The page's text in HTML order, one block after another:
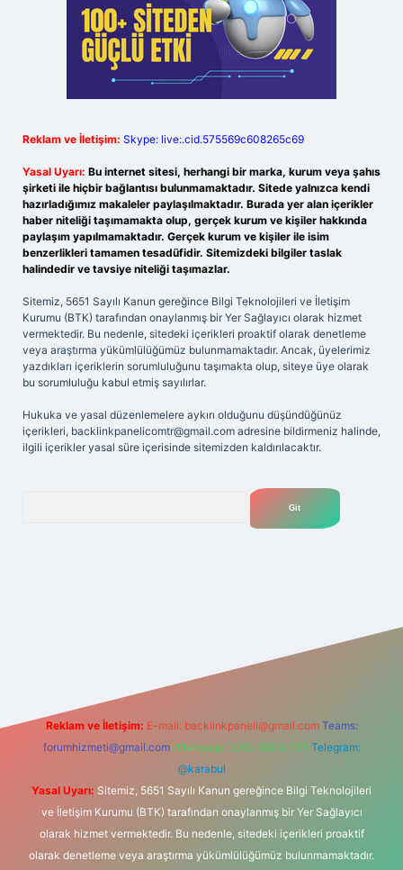
Reklam ve İletişim: Skype: live:.cid.575569c608265c69
Yasal Uyarı: Bu internet sitesi, herhangi bir marka, kurum veya şahıs
şirketi ile hiçbir bağlantısı bulunmamaktadır. Sitede yalnızca kendi
hazırladığımız makaleler paylaşılmaktadır. Burada yer alan içerikler
haber niteliği taşımamakta olup, gerçek kurum ve kişiler hakkında
paylaşım yapılmamaktadır. Gerçek kurum ve kişiler ile isim
benzerlikleri tamamen tesadüfidir. Sitemizdeki bilgiler taslak
halindedir ve tavsiye niteliği taşımazlar.
Sitemiz, 5651 Sayılı Kanun gereğince Bilgi Teknolojileri ve İletişim
Kurumu (BTK) tarafından onaylanmış bir Yer Sağlayıcı olarak hizmet
vermektedir. Bu nedenle, sitedeki içerikleri proaktif olarak denetleme
veya araştırma yükümlülüğümüz bulunmamaktadır. Ancak, üyelerimiz
yazdıkları içeriklerin sorumluluğunu taşımakta olup, siteye üye olarak
bu sorumluluğu kabul etmiş sayılırlar.
Hukuka ve yasal düzenlemelere aykırı olduğunu düşündüğünüz
içerikleri, backlinkpanelicomtr@gmail.com adresine bildirmeniz halinde,
ilgili içerikler yasal süre içerisinde sitemizden kaldırılacaktır.
Reklam ve İletişim: E-mail: backlinkpaneli@gmail.com Teams:
forumhizmeti@gmail.com Whatsapp: 0262 606 0 726 Telegram:
@karabul
Yasal Uyarı: Sitemiz, 5651 Sayılı Kanun gereğince Bilgi Teknolojileri
ve İletişim Kurumu (BTK) tarafından onaylanmış bir Yer Sağlayıcı
olarak hizmet vermektedir. Bu nedenle, sitedeki içerikleri proaktif
olarak denetleme veya araştırma yükümlülüğümüz bulunmamaktadır.